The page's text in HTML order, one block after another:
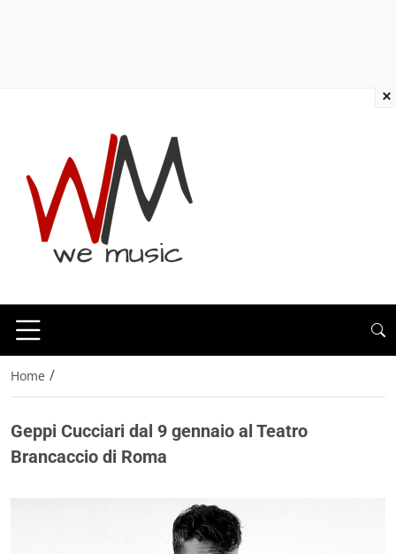
Home /
Geppi Cucciari dal 9 gennaio al Teatro
Brancaccio di Roma
×